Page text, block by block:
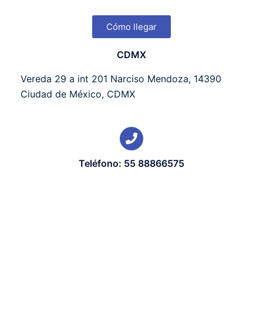
Cómo llegar
CDMX
Vereda 29 a int 201 Narciso Mendoza, 14390
Ciudad de México, CDMX
Teléfono: 55 88866575